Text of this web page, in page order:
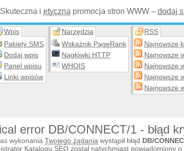
Skuteczna i etyczna promocja stron WWW – dodaj
Wpis
Pakiety SMS
Dodaj wpis
Panel wpisu
Linki wpisów
Narzędzia
Wskaźnik PageRank
Nagłówki HTTP
WHOIS
RSS
Najnowsze
Najnowsze
Najnowsze
Najnowsze
Najnowsze
error DB/CONNECT/1 - błąd
wykonania Twojego żądania wystąpił błąd DB/
Katalogu SEO został natychmiast powiadomiony o